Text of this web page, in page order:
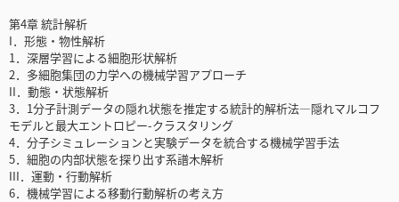
第4章 統計解析
I．形態・物性解析
1．深層学習による細胞形状解析
2．多細胞集団の力学への機械学習アプローチ
II．動態・状態解析
3．1分子計測データの隠れ状態を推定する統計的解析法―隠れマルコフ
モデルと最大エントロピー-クラスタリング
4．分子シミュレーションと実験データを統合する機械学習手法
5．細胞の内部状態を探り出す系譜木解析
III．運動・行動解析
6．機械学習による移動行動解析の考え方